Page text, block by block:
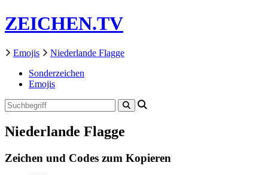
ZEICHEN.TV
Emojis
Niederlande Flagge
Sonderzeichen
Emojis
Niederlande Flagge
Zeichen und Codes zum Kopieren